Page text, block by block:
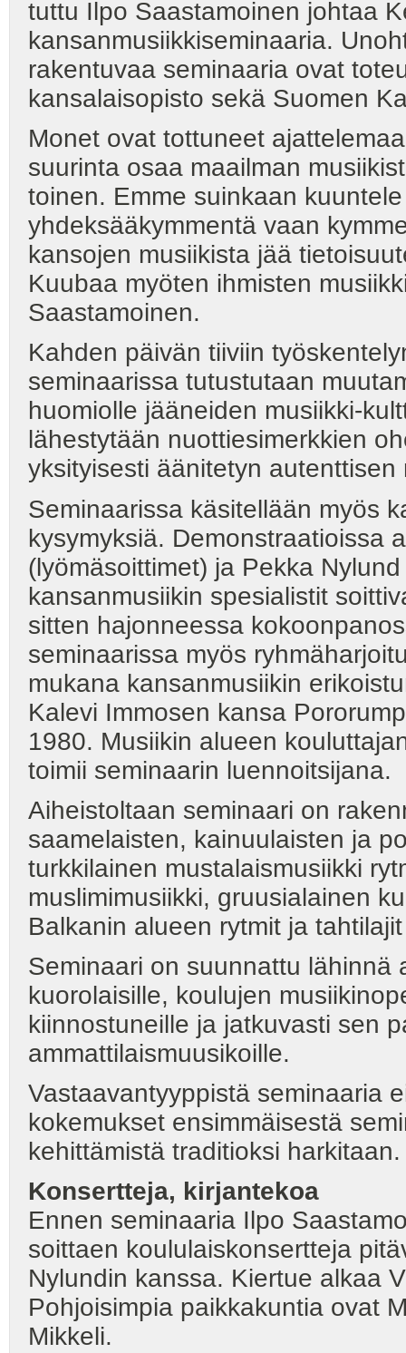
tuttu Ilpo Saastamoinen johtaa
kansanmusiikkiseminaaria.
rakentuvaa seminaaria ovat
kansalaisopisto sekä Suomen
Monet ovat tottuneet
suurinta osaa maailman
toinen. Emme suinkaan
yhdeksääkymmentä vaan
kansojen musiikista jää
Kuubaa myöten ihmisten
Saastamoinen.
Kahden päivän tiiviin
seminaarissa tutustutaan
huomiolle jääneiden musiikki-
lähestytään nuottiesimerkkien
yksityisesti äänitetyn autenttisen
Seminaarissa käsitellään myös
kysymyksiä. Demonstraatioissa
(lyömäsoittimet) ja Pekka
kansanmusiikin spesialistit
sitten hajonneessa
seminaarissa myös
mukana kansanmusiikin
Kalevi Immosen kansa
1980. Musiikin alueen
toimii seminaarin luennoitsijana.
Aiheistoltaan seminaari on
saamelaisten, kainuulaisten ja
turkkilainen mustalaismusiikki
muslimimusiikki, gruusialainen
Balkanin alueen rytmit ja
Seminaari on suunnattu lähinnä
kuorolaisille, koulujen
kiinnostuneille ja jatkuvasti sen
ammattilaismuusikoille.
Vastaavantyyppistä seminaaria
kokemukset ensimmäisestä
kehittämistä traditioksi harkitaan.
Konsertteja, kirjantekoa
Ennen seminaaria Ilpo
soittaen koululaiskonsertteja
Nylundin kanssa. Kiertue alkaa
Pohjoisimpia paikkakuntia ovat
Mikkeli.